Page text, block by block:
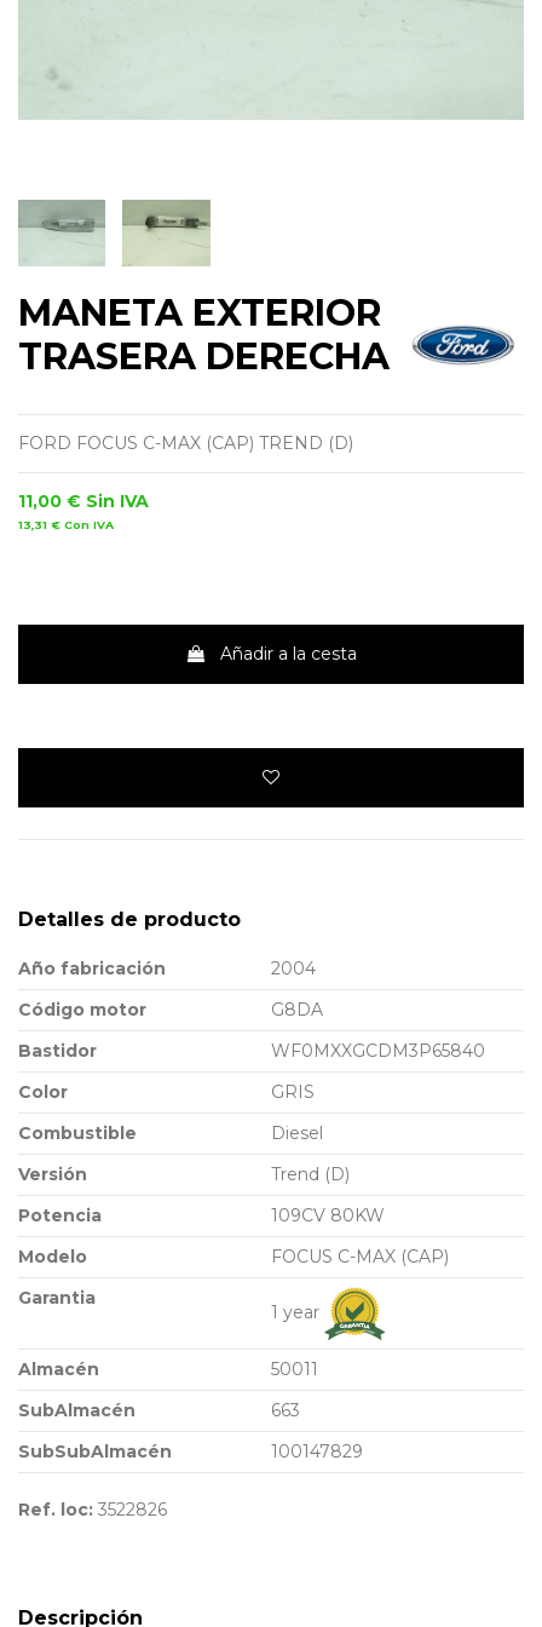
MANETA EXTERIOR
TRASERA DERECHA
FORD FOCUS C-MAX (CAP) TREND (D)
11,00 € Sin IVA
13,31 € Con IVA
Añadir a la cesta
Detalles de producto
Año fabricación
2004
Código motor
G8DA
Bastidor
WF0MXXGCDM3P65840
Color
GRIS
Combustible
Diesel
Versión
Trend (D)
Potencia
109CV 80KW
Modelo
FOCUS C-MAX (CAP)
Garantia
1 year
Almacén
50011
SubAlmacén
663
SubSubAlmacén
100147829
Ref. loc: 3522826
Descripción